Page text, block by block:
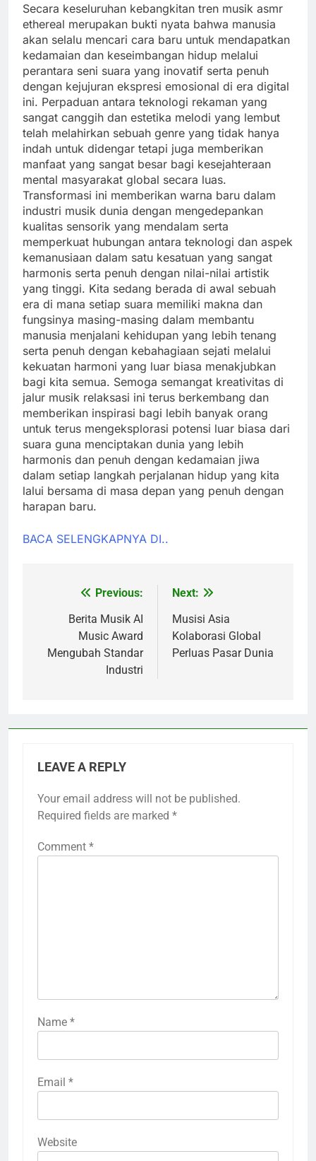
Secara keseluruhan kebangkitan tren musik asmr
ethereal merupakan bukti nyata bahwa manusia
akan selalu mencari cara baru untuk mendapatkan
kedamaian dan keseimbangan hidup melalui
perantara seni suara yang inovatif serta penuh
dengan kejujuran ekspresi emosional di era digital
ini. Perpaduan antara teknologi rekaman yang
sangat canggih dan estetika melodi yang lembut
telah melahirkan sebuah genre yang tidak hanya
indah untuk didengar tetapi juga memberikan
manfaat yang sangat besar bagi kesejahteraan
mental masyarakat global secara luas.
Transformasi ini memberikan warna baru dalam
industri musik dunia dengan mengedepankan
kualitas sensorik yang mendalam serta
memperkuat hubungan antara teknologi dan aspek
kemanusiaan dalam satu kesatuan yang sangat
harmonis serta penuh dengan nilai-nilai artistik
yang tinggi. Kita sedang berada di awal sebuah
era di mana setiap suara memiliki makna dan
fungsinya masing-masing dalam membantu
manusia menjalani kehidupan yang lebih tenang
serta penuh dengan kebahagiaan sejati melalui
kekuatan harmoni yang luar biasa menakjubkan
bagi kita semua. Semoga semangat kreativitas di
jalur musik relaksasi ini terus berkembang dan
memberikan inspirasi bagi lebih banyak orang
untuk terus mengeksplorasi potensi luar biasa dari
suara guna menciptakan dunia yang lebih
harmonis dan penuh dengan kedamaian jiwa
dalam setiap langkah perjalanan hidup yang kita
lalui bersama di masa depan yang penuh dengan
harapan baru.
BACA SELENGKAPNYA DI..
navigation
Previous:
Berita Musik AI
Music Award
Mengubah Standar
Industri
Next:
Musisi Asia
Kolaborasi Global
Perluas Pasar Dunia
LEAVE A REPLY
Your email address will not be published.
Required fields are marked *
Comment *
Name *
Email *
Website